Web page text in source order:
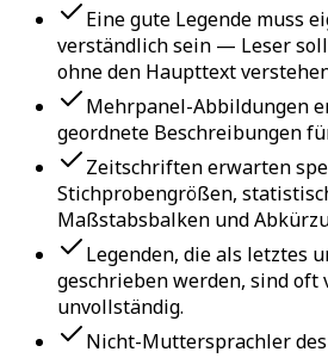
Eine gute Legende muss
verständlich sein — Leser
ohne den Haupttext
Mehrpanel-Abbildungen
geordnete Beschreibungen
Zeitschriften erwarten
Stichprobengrößen,
Maßstabsbalken und
Legenden, die als letztes
geschrieben werden, sind oft
unvollständig.
Nicht-Muttersprachler